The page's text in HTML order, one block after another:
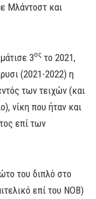
Μλάντοστ και
3ος το 2021,
(2021-2022) η
των τειχών (και
νίκη που ήταν και
επί των
του διπλό στο
επί του ΝΟΒ)